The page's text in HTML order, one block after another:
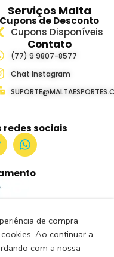
Serviços Malta
Cupons de Desconto
Cupons Disponíveis
Contato
(77) 9 9807-8577
Chat Instagram
redes sociais
de compra
Ao continuar a
com a nossa